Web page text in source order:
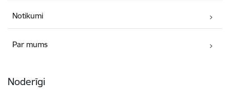
Notikumi
Par mums
Noderīgi